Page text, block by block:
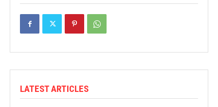
LATEST ARTICLES